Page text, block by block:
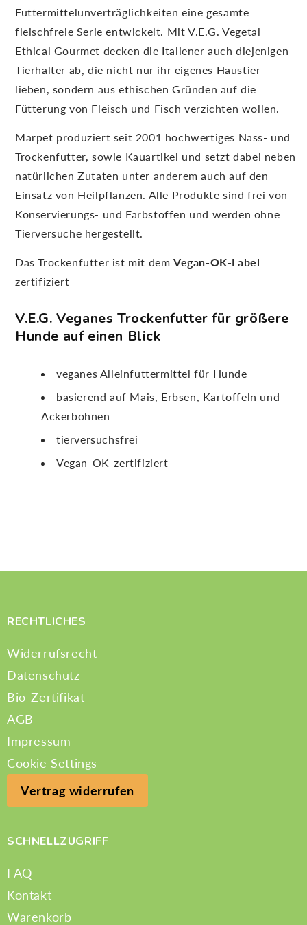
Futtermittelunverträglichkeiten eine gesamte
fleischfreie Serie entwickelt. Mit V.E.G. Vegetal
Ethical Gourmet decken die Italiener auch diejenigen
Tierhalter ab, die nicht nur ihr eigenes Haustier
lieben, sondern aus ethischen Gründen auf die
Fütterung von Fleisch und Fisch verzichten wollen.
Marpet produziert seit 2001 hochwertiges Nass- und
Trockenfutter, sowie Kauartikel und setzt dabei neben
natürlichen Zutaten unter anderem auch auf den
Einsatz von Heilpflanzen. Alle Produkte sind frei von
Konservierungs- und Farbstoffen und werden ohne
Tierversuche hergestellt.
Das Trockenfutter ist mit dem Vegan-OK-Label
zertifiziert
V.E.G. Veganes Trockenfutter für größere
Hunde auf einen Blick
veganes Alleinfuttermittel für Hunde
basierend auf Mais, Erbsen, Kartoffeln und
Ackerbohnen
tierversuchsfrei
Vegan-OK-zertifiziert
RECHTLICHES
Widerrufsrecht
Datenschutz
Bio-Zertifikat
AGB
Impressum
Cookie Settings
Vertrag widerrufen
SCHNELLZUGRIFF
FAQ
Kontakt
Warenkorb